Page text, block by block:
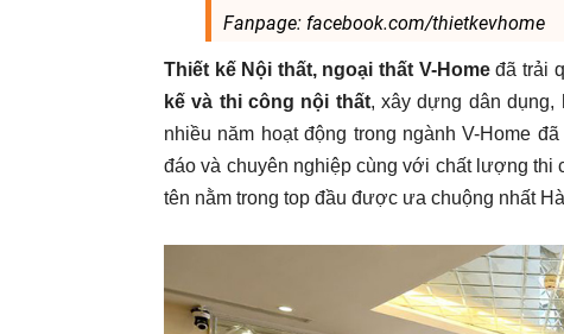
Fanpage: facebook.com/thietkevhome
Thiết kế Nội thất, ngoại thất V-Homeđã trải
kế và thi công nội thất, xây dựng dân
nhiều năm hoạt động trong ngành V-Home
đáo và chuyên nghiệp cùng với chất lượng thi
tên nằm trong top đầu được ưa chuộng nhất